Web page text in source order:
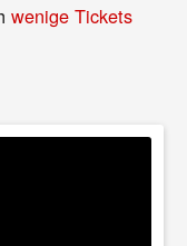
wenige Tickets